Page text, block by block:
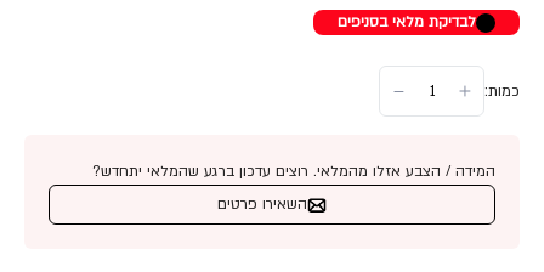
לבדיקת מלאי בסניפים
כמות:
המידה / הצבע אזלו מהמלאי. רוצים עדכון ברגע שהמלאי יתחדש?
השאירו פרטים